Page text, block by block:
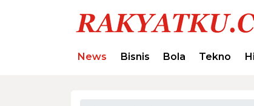
News Bisnis Bola Tekno